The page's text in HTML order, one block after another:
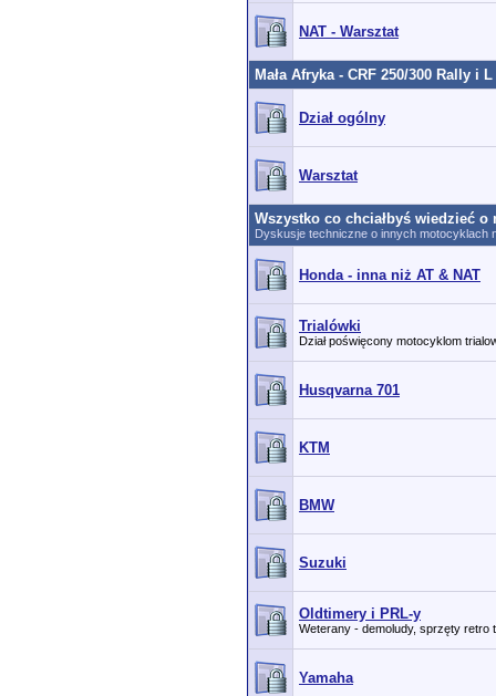
NAT - Warsztat
Mała Afryka - CRF 250/300 Rally i L
Dział ogólny
Warsztat
Wszystko co chciałbyś wiedzieć
Dyskusje techniczne o innych motocyklach
Honda - inna niż AT & NAT
Trialówki
Dział poświęcony motocyklom
Husqvarna 701
KTM
BMW
Suzuki
Oldtimery i PRL-y
Weterany - demoludy, sprzęty retro
Yamaha